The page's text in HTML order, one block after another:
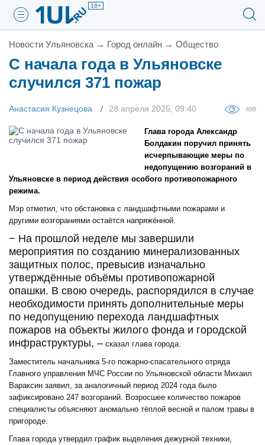
18+
Новости Ульяновска → Город онлайн → Общество
С начала года в Ульяновске
случился 371 пожар
Анастасия Кузнецова 28 апреля 2025, 09:40 498
Глава города Александр
Болдакин поручил принять
исчерпывающие меры по
недопущению возгораний в
Ульяновске в период действия особого противопожарного
режима.
Мэр отметил, что обстановка с ландшафтными пожарами и
другими возгораниями остаётся напряжённой.
− На прошлой неделе мы завершили
мероприятия по созданию минерализованных
защитных полос, превысив изначально
утверждённые объёмы противопожарной
опашки. В свою очередь, распорядился в случае
необходимости принять дополнительные меры
по недопущению перехода ландшафтных
пожаров на объекты жилого фонда и городской
инфраструктуры, – сказал глава города.
Заместитель начальника 5-го пожарно-спасательного отряда
Главного управления МЧС России по Ульяновской области Михаил
Вараксин заявил, за аналогичный период 2024 года было
зафиксировано 247 возгораний. Возросшее количество пожаров
специалисты объясняют аномально тёплой весной и палом травы в
пригороде.
Глава города утвердил график выделения дежурной техники,